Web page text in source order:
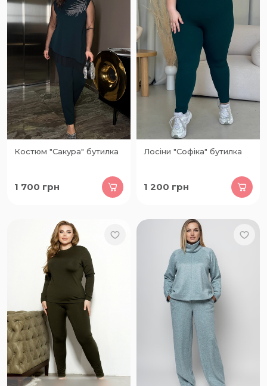
Костюм "Сакура" бутилка
1 700 грн
Лосіни "Софіка" бутилка
1 200 грн